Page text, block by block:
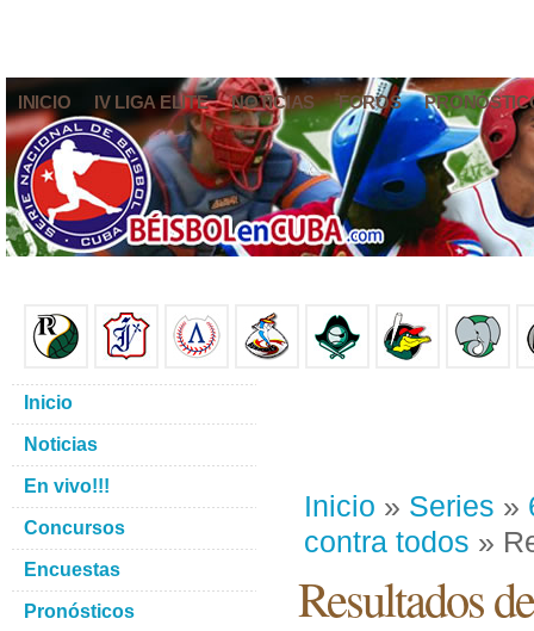
INICIO IV LIGA ELITE NOTICIAS FOROS
Inicio » Series »
contra todos »
Resultados
Inicio
Noticias
En vivo!!!
Concursos
Encuestas
Pronósticos